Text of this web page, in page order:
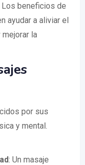
Los beneficios de
ayudar a aliviar el
la
por sus
y mental.
: Un masaje